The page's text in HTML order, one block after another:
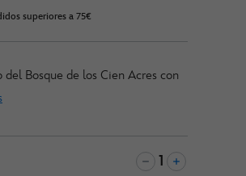
superiores a 75€
Bosque de los Cien Acres con